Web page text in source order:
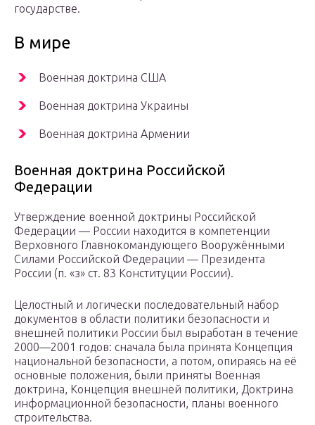
государстве.
В мире
Военная доктрина США
Военная доктрина Украины
Военная доктрина Армении
Военная доктрина Российской
Федерации
Утверждение военной доктрины Российской
Федерации — России находится в компетенции
Верховного Главнокомандующего Вооружёнными
Силами Российской Федерации — Президента
России (п. «з» ст. 83 Конституции России).
Целостный и логически последовательный набор
документов в области политики безопасности и
внешней политики России был выработан в течение
2000—2001 годов: сначала была принята Концепция
национальной безопасности, а потом, опираясь на её
основные положения, были приняты Военная
доктрина, Концепция внешней политики, Доктрина
информационной безопасности, планы военного
строительства.